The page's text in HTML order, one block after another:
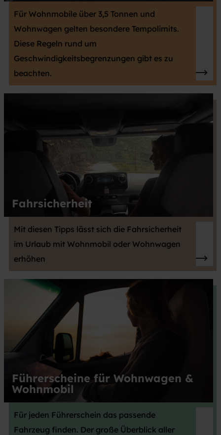
Für Wohnmobile über 3,5 Tonnen und
Wohnwagen gelten besondere Tempolimits.
Diese Regeln rund um
Geschwindigkeitsbegrenzungen gibt es zu
beachten.
Fahrsicherheit
Mit diesen Tipps lässt sich die Fahrsicherheit
im Urlaub mit Wohnmobil oder Wohnwagen
erhöhen
Führerscheine für Wohnwagen &
Wohnmobil
Für jeden Führerschein das passende
Fahrzeug finden. Der große Überblick aller